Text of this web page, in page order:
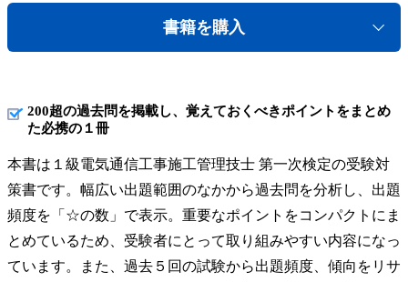
書籍を購入
200超の過去問を掲載し、覚えておくべきポイントをまとめ
た必携の１冊
本書は１級電気通信工事施工管理技士 第一次検定の受験対
策書です。幅広い出題範囲のなかから過去問を分析し、出題
頻度を「☆の数」で表示。重要なポイントをコンパクトにま
とめているため、受験者にとって取り組みやすい内容になっ
ています。また、過去５回の試験から出題頻度、傾向をリサ